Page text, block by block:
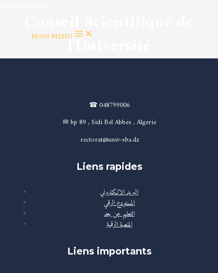
MAIN MENU
Conseil Scientifique de
l'Université
☎ 048799006
✉ bp 89 , Sidi Bel Abbes , Algerie
rectorat@univ-sba.dz
Liens rapides
البريد الالكتروني
المستودع الرقمي
التعليم عن بعد
المنصة الرقمية
Liens importants